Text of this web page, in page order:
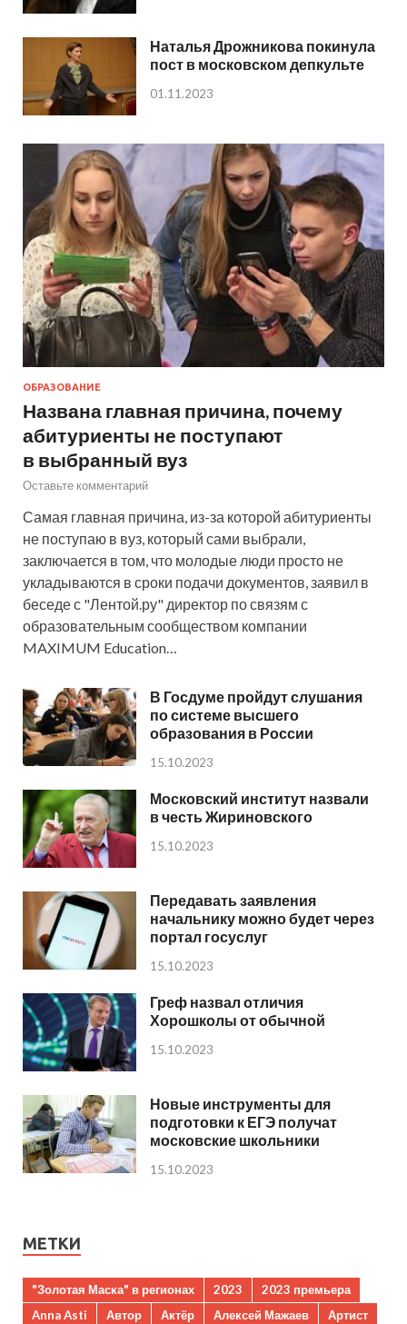
Наталья Дрожникова покинула
пост в московском депкульте
01.11.2023
ОБРАЗОВАНИЕ
Названа главная причина, почему
абитуриенты не поступают
в выбранный вуз
Оставьте комментарий
Самая главная причина, из-за которой абитуриенты
не поступаю в вуз, который сами выбрали,
заключается в том, что молодые люди просто не
укладываются в сроки подачи документов, заявил в
беседе с "Лентой.ру" директор по связям с
образовательным сообществом компании
MAXIMUM Education…
В Госдуме пройдут слушания
по системе высшего
образования в России
15.10.2023
Московский институт назвали
в честь Жириновского
15.10.2023
Передавать заявления
начальнику можно будет через
портал госуслуг
15.10.2023
Греф назвал отличия
Хорошколы от обычной
15.10.2023
Новые инструменты для
подготовки к ЕГЭ получат
московские школьники
15.10.2023
МЕТКИ
"Золотая Маска" в регионах 2023
2023 премьера
Anna Asti
Автор Актёр Алексей Мажаев
Артист